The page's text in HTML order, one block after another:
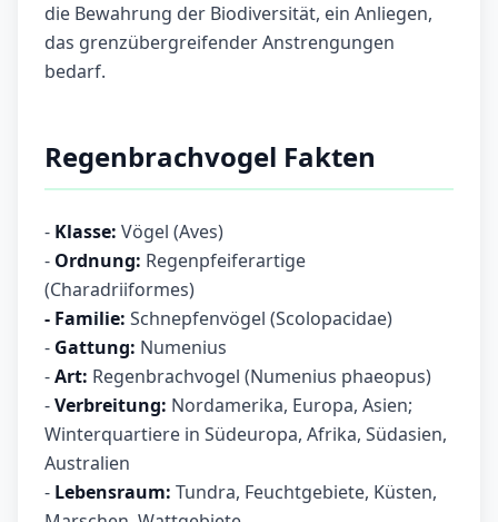
die Bewahrung der Biodiversität, ein Anliegen,
das grenzübergreifender Anstrengungen
bedarf.
Regenbrachvogel Fakten
- Klasse: Vögel (Aves)
- Ordnung: Regenpfeiferartige
(Charadriiformes)
- Familie: Schnepfenvögel (Scolopacidae)
- Gattung: Numenius
-Art: Regenbrachvogel (Numenius phaeopus)
-Verbreitung: Nordamerika, Europa, Asien;
Winterquartiere in Südeuropa, Afrika, Südasien,
Australien
- Lebensraum: Tundra, Feuchtgebiete, Küsten,